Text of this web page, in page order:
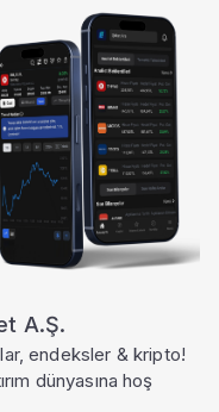
A.Ş.
endeksler & kripto!
dünyasına hoş